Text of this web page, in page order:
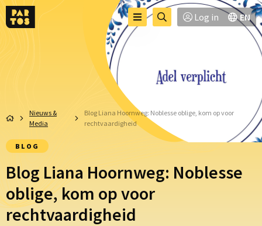
Toggle
Menu
Log in EN
Nieuws &
Media
Blog Liana Hoornweg: Noblesse oblige, kom op voor
rechtvaardigheid
BLOG
Blog Liana Hoornweg: Noblesse
oblige, kom op voor
rechtvaardigheid